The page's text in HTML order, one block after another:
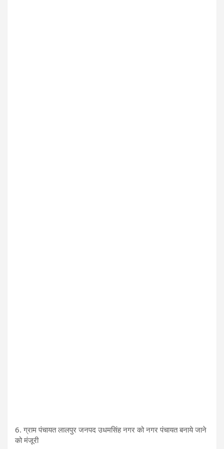
6. ग्राम पंचायत लालपुर जनपद उधमसिंह नगर को नगर पंचायत बनाये जाने
को मंजूरी